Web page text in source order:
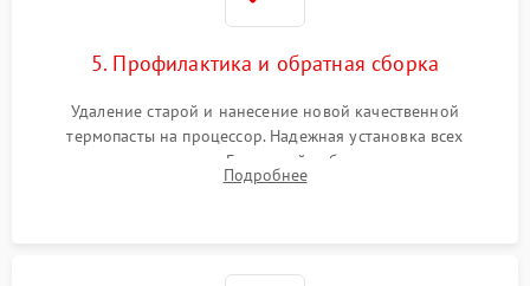
5. Профилактика и обратная сборка
Удаление старой и нанесение новой качественной
термопасты на процессор. Надежная установка всех
комплектующих в слоты. Грамотный кабель-менеджмент для
обеспечения правильной циркуляции воздуха внутри
Подробнее